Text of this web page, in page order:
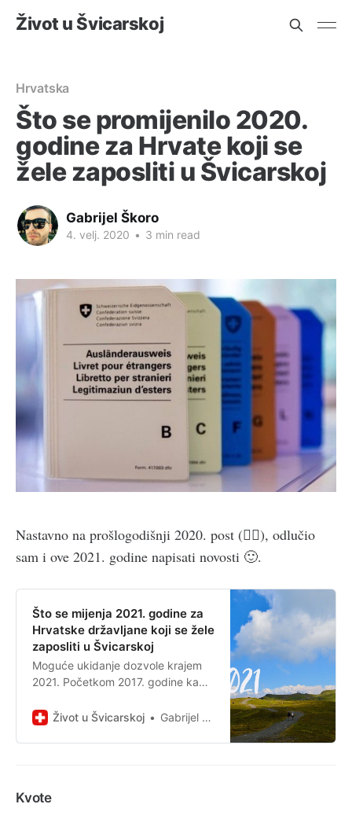
Život u Švicarskoj
Hrvatska
Što se promijenilo 2020.
godine za Hrvate koji se
žele zaposliti u Švicarskoj
Gabrijel Škoro
4. velj. 2020 • 3 min read
Nastavno na prošlogodišnji 2020. post (👇🏻), odlučio
sam i ove 2021. godine napisati novosti 🙂.
Što se mijenja 2021. godine za
Hrvatske državljane koji se žele
zaposliti u Švicarskoj
Moguće ukidanje dozvole krajem
2021. Početkom 2017. godine kada
su ih uveli do...
Život u Švicarskoj Gabrijel Škoro
Kvote